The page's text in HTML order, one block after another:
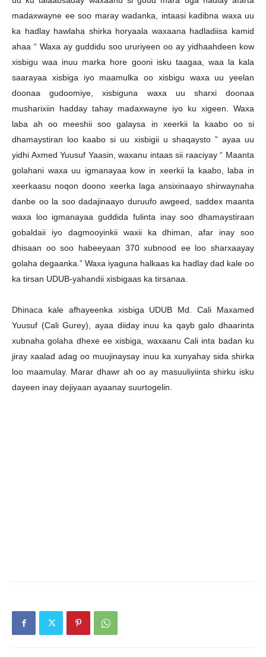
madaxwayne ee soo maray wadanka, intaasi kadibna waxa uu
ka hadlay hawlaha shirka horyaala waxaana hadladiisa kamid
ahaa “ Waxa ay guddidu soo ururiyeen oo ay yidhaahdeen kow
xisbigu waa inuu marka hore gooni isku taagaa, waa la kala
saarayaa xisbiga iyo maamulka oo xisbigu waxa uu yeelan
doonaa gudoomiye, xisbiguna waxa uu sharxi doonaa
musharixiin hadday tahay madaxwayne iyo ku xigeen. Waxa
laba ah oo meeshii soo galaysa in xeerkii la kaabo oo si
dhamaystiran loo kaabo si uu xisbigii u shaqaysto ” ayaa uu
yidhi Axmed Yuusuf Yaasin, waxanu intaas sii raaciyay “ Maanta
golahani waxa uu igmanayaa kow in xeerkii la kaabo, laba in
xeerkaasu noqon doono xeerka laga ansixinaayo shirwaynaha
danbe oo la soo dadajinaayo duruufo awgeed, saddex maanta
waxa loo igmanayaa guddida fulinta inay soo dhamaystiraan
gobaldaii iyo dagmooyinkii waxii ka dhiman, afar inay soo
dhisaan oo soo habeeyaan 370 xubnood ee loo sharxaayay
golaha degaanka.” Waxa iyaguna halkaas ka hadlay dad kale oo
ka tirsan UDUB-yahandii xisbigaas ka tirsanaa.
Dhinaca kale afhayeenka xisbiga UDUB Md. Cali Maxamed
Yuusuf (Cali Gurey), ayaa diiday inuu ka qayb galo dhaarinta
xubnaha golaha dhexe ee xisbiga, waxaanu Cali inta badan ku
jiray xaalad adag oo muujinaysay inuu ka xunyahay sida shirka
loo maamulay. Marar dhawr ah oo ay masuuliyiinta shirku isku
dayeen inay dejiyaan ayaanay suurtogelin.